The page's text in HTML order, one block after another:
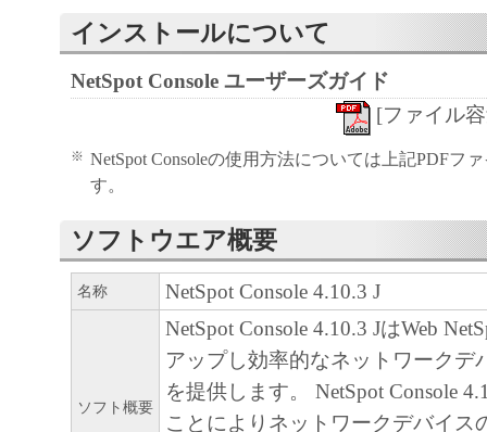
るいかなる損害（逸失利益および
たは付随的な損害を含むがこれら
ての損害を言います。）について
れる限り、一切の責任を負わない
とえ、キヤ ノン、キヤノンの子会
関連会社、それらの販売代理店ま
様です。
キヤノン、キヤノンの子会社、キ
社、それらの販売代理店または販
「本ソフトウェア」、または「本
使用に起因または関連してお客様
生じたいかなる紛争についても、
インストールについて
NetSpot Console ユーザーズガイド
[ファイル
※ NetSpot Consoleの使用方法については上記PDFフ
す。
ソフトウエア概要
名称 NetSpot Console 4.10.3 J
ソフト概要
NetSpot Console 4.10.3 JはWeb
アップし効率的なネットワークデ
を提供します。 NetSpot Console
ことによりネットワークデバイス